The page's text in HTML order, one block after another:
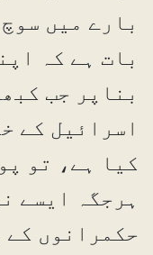
بارے میں
بات ہے کہ
بناپر جب
اسرائیل کے
کیا ہے، تو
ہرجگہ ایسے
حکمرانوں کے